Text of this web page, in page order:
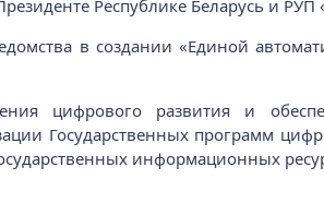
Республике Беларусь и
в создании «Единой
цифрового развития и
Государственных программ
информационных